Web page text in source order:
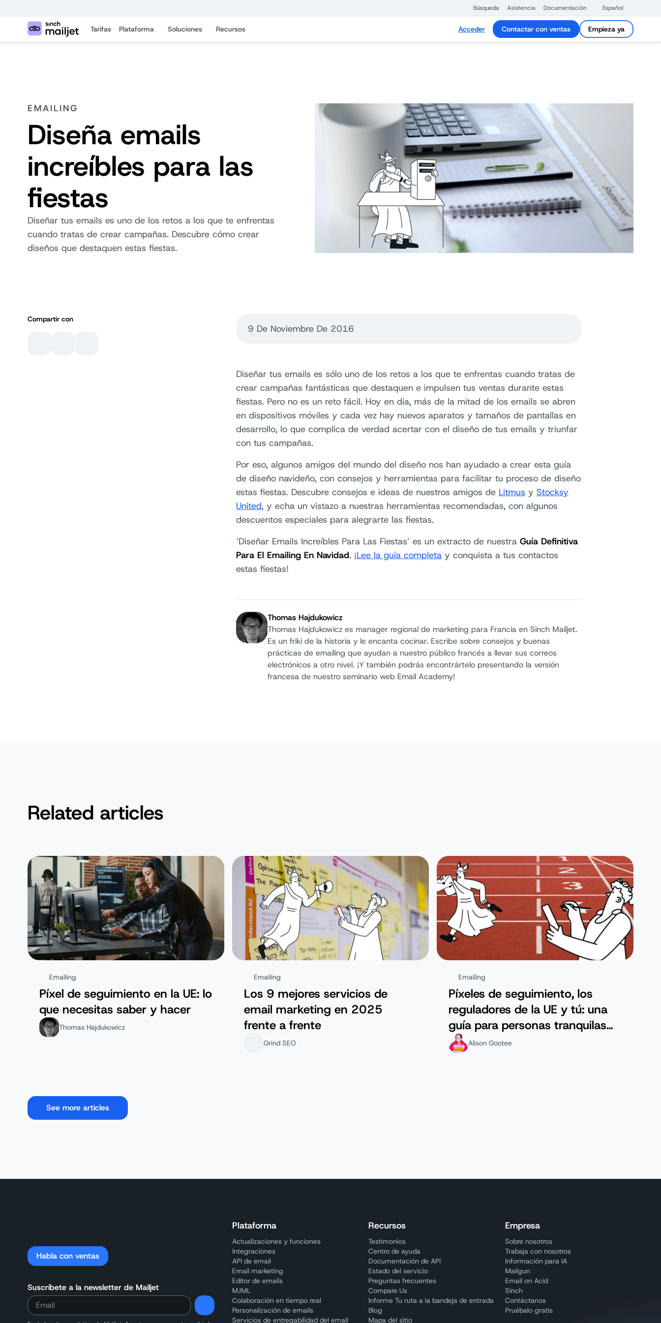
Búsqueda Asistencia Documentación Español
Tarifas Plataforma Soluciones Recursos Acceder Contactar con ventas Empieza ya
EMAILING
Diseña emails
increíbles para las
fiestas
Diseñar tus emails es uno de los retos a los que te enfrentas
cuando tratas de crear campañas. Descubre cómo crear
diseños que destaquen estas fiestas.
Compartir con
9 De Noviembre De 2016
Diseñar tus emails es sólo uno de los retos a los que te enfrentas cuando tratas de
crear campañas fantásticas que destaquen e impulsen tus ventas durante estas
fiestas. Pero no es un reto fácil. Hoy en día, más de la mitad de los emails se abren
en dispositivos móviles y cada vez hay nuevos aparatos y tamaños de pantallas en
desarrollo, lo que complica de verdad acertar con el diseño de tus emails y triunfar
con tus campañas.
Por eso, algunos amigos del mundo del diseño nos han ayudado a crear esta guía
de diseño navideño, con consejos y herramientas para facilitar tu proceso de diseño
estas fiestas. Descubre consejos e ideas de nuestros amigos de Litmus y Stocksy
United, y echa un vistazo a nuestras herramientas recomendadas, con algunos
descuentos especiales para alegrarte las fiestas.
‘Diseñar Emails Increíbles Para Las Fiestas’ es un extracto de nuestra Guía Definitiva
Para El Emailing En Navidad. ¡Lee la guía completa y conquista a tus contactos
estas fiestas!
Autor:
Thomas Hajdukowicz
Thomas Hajdukowicz es manager regional de marketing para Francia en Sinch Mailjet.
Es un friki de la historia y le encanta cocinar. Escribe sobre consejos y buenas
prácticas de emailing que ayudan a nuestro público francés a llevar sus correos
electrónicos a otro nivel. ¡Y también podrás encontrártelo presentando la versión
francesa de nuestro seminario web Email Academy!
Related articles
Emailing
Píxel de seguimiento en la UE: lo
que necesitas saber y hacer
Thomas Hajdukowicz
Emailing
Los 9 mejores servicios de
email marketing en 2025
frente a frente
Grind SEO
Emailing
Píxeles de seguimiento, los
reguladores de la UE y tú: una
guía para personas tranquilas
sobre lo que acaba de suceder
Alison Gootee
See more articles
Habla con ventas
Suscríbete a la newsletter de Mailjet
Plataforma
Actualizaciones y funciones
Integraciones
API de email
Email marketing
Editor de emails
MJML
Colaboración en tiempo real
Personalización de emails
Servicios de entregabilidad del email
Recursos
Testimonios
Centro de ayuda
Documentación de API
Estado del servicio
Preguntas frecuentes
Compare Us
Informe Tu ruta a la bandeja de entrada
Blog
Mapa del sitio
Empresa
Sobre nosotros
Trabaja con nosotros
Información para IA
Mailgun
Email on Acid
Sinch
Contáctanos
Pruébalo gratis